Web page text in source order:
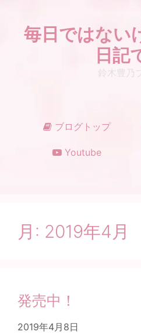
毎日ではない
日記
鈴木豊乃
ブログトップ
Youtube
月: 2019年4月
発売中！
2019年4月8日